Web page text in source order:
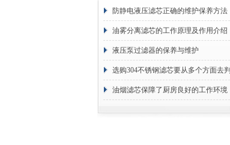
防静电液压滤芯正确的维护保养方法
油雾分离滤芯的工作原理及作用介绍
液压泵过滤器的保养与维护
选购304不锈钢滤芯要从多个方面去判
断
油烟滤芯保障了厨房良好的工作环境